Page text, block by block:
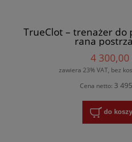
TrueClot – trenażer do
rana
4 300,00
zawiera 23% VAT, bez
Cena netto: 3
do